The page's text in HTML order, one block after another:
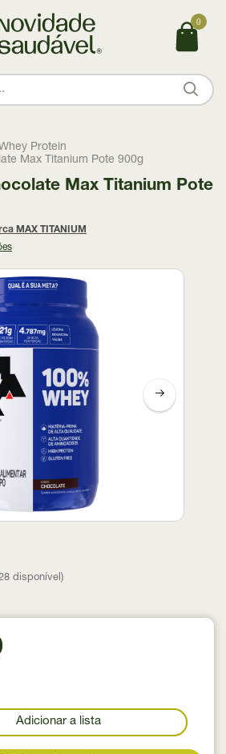
0
Whey Protein
Max Titanium Pote 900g
disponível)
Max Titanium Pote
MAX TITANIUM
Adicionar a lista